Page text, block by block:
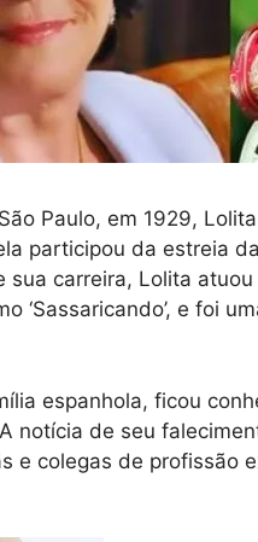
Paulo, em 1929,
participou da estreia
sua carreira, Lolita
‘Sassaricando’, e foi
espanhola, ficou
notícia de seu
e colegas de profissão